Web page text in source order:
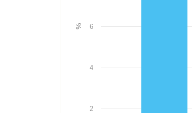
%
2
4
6